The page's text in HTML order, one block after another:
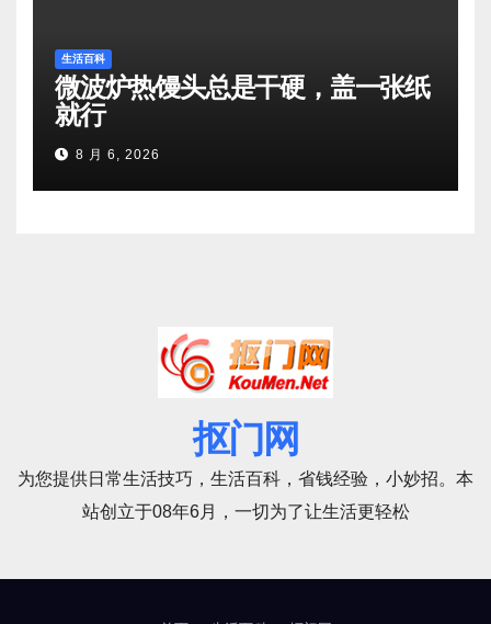
生活百科
微波炉热馒头总是干硬，盖一张纸
就行
8 月 6, 2026
抠门网
为您提供日常生活技巧，生活百科，省钱经验，小妙招。本
站创立于08年6月，一切为了让生活更轻松